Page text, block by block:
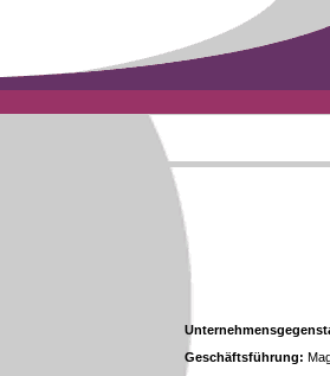
Geschäftsführung: